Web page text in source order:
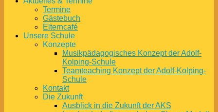
Termine
Gästebuch
Elterncafé
Unsere Schule
Konzepte
Musikpädagogisches Konzept der Adolf-
Kolping-Schule
Teamteaching Konzept der Adolf-Kolping-
Schule
Kontakt
Die Zukunft
Ausblick in die Zukunft der AKS